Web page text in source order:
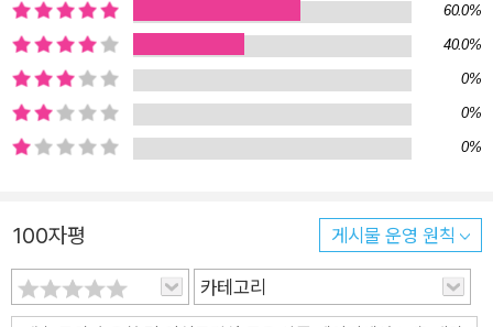
60.0%
40.0%
0%
0%
0%
100자평 게시물 운영 원칙
카테고리